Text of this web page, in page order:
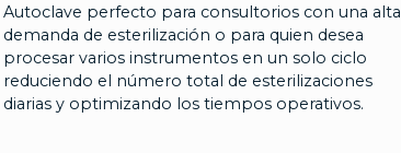
Autoclave perfecto para consultorios con una alta
demanda de esterilización o para quien desea
procesar varios instrumentos en un solo ciclo
reduciendo el número total de esterilizaciones
diarias y optimizando los tiempos operativos.